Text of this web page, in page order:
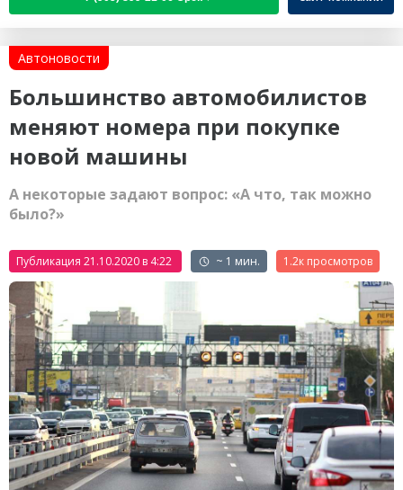
Автоновости
Большинство автомобилистов
меняют номера при покупке
новой машины
А некоторые задают вопрос: «А что, так можно
было?»
Публикация 21.10.2020 в 4:22 ~ 1 мин. 1.2к